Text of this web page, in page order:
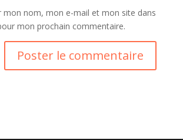
mon nom, mon e-mail et mon site dans
mon prochain commentaire.